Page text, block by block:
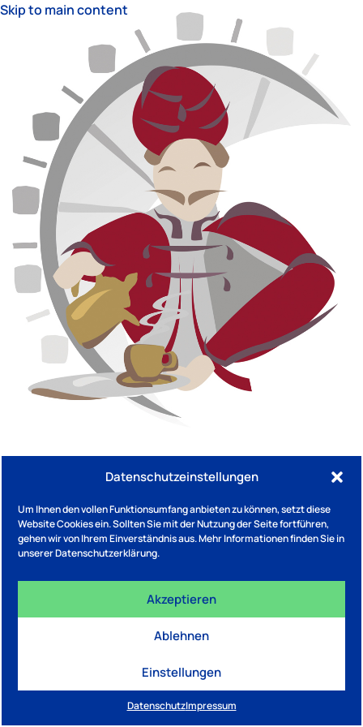
Datenschutzeinstellungen
Um Ihnen den vollen Funktionsumfang anbieten zu können, setzt diese
Website Cookies ein. Sollten Sie mit der Nutzung der Seite fortführen,
gehen wir von Ihrem Einverständnis aus. Mehr Informationen finden Sie in
unserer Datenschutzerklärung.
Akzeptieren
Ablehnen
Einstellungen
DatenschutzImpressum
Skip to main content
Kaffeekontor Kolschitzky
DATENSCHUTZ
Eine Initiative von BNW Bundesverband Nachhaltige
Wirtschaft e.V. / Website vonNEW STANDARD.STUDIO